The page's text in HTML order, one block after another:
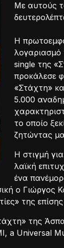
Με αυτούς
Η
single της
προκάλεσε
«Στάχτη»
5.000
το οποίο
ζητώντας
Η στιγμή
λαϊκή
ένα
ο Γιώργος
της
της
a Universal